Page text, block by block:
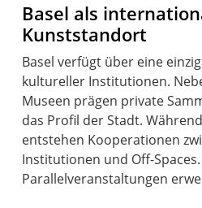
Basel als
Kunststandort
Basel verfügt über eine
kultureller Institutionen.
Museen prägen private
das Profil der Stadt.
entstehen Kooperationen
Institutionen und Off-
Parallelveranstaltungen